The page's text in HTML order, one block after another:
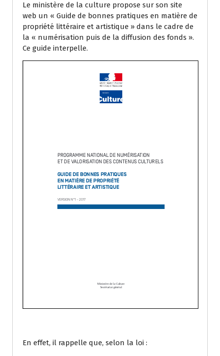
Le ministère de la culture propose sur son site
web un « Guide de bonnes pratiques en matière de
propriété littéraire et artistique » dans le cadre de
la « numérisation puis de la diffusion des fonds ».
Ce guide interpelle.
En effet, il rappelle que, selon la loi :